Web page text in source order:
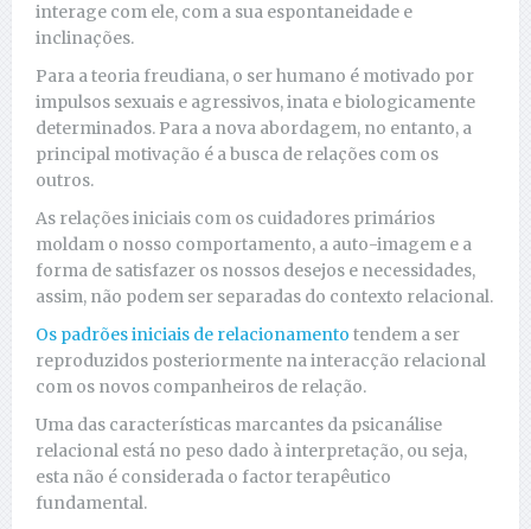
interage com ele, com a sua espontaneidade e
inclinações.
Para a teoria freudiana, o ser humano é motivado por
impulsos sexuais e agressivos, inata e biologicamente
determinados. Para a nova abordagem, no entanto, a
principal motivação é a busca de relações com os
outros.
As relações iniciais com os cuidadores primários
moldam o nosso comportamento, a auto-imagem e a
forma de satisfazer os nossos desejos e necessidades,
assim, não podem ser separadas do contexto relacional.
Os padrões iniciais de relacionamento tendem a ser
reproduzidos posteriormente na interacção relacional
com os novos companheiros de relação.
Uma das características marcantes da psicanálise
relacional está no peso dado à interpretação, ou seja,
esta não é considerada o factor terapêutico
fundamental.